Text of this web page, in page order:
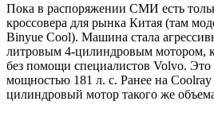
Пока в распоряжении СМИ есть
кроссовера для рынка Китая (там
Binyue Cool). Машина стала
литровым 4-цилиндровым мотором,
без помощи специалистов Volvo. Это
мощностью 181 л. с. Ранее на Coolray
цилиндровый мотор такого же